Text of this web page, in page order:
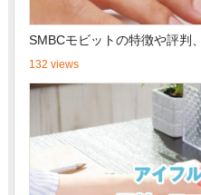
SMBCモビットの特徴や評判
132 views